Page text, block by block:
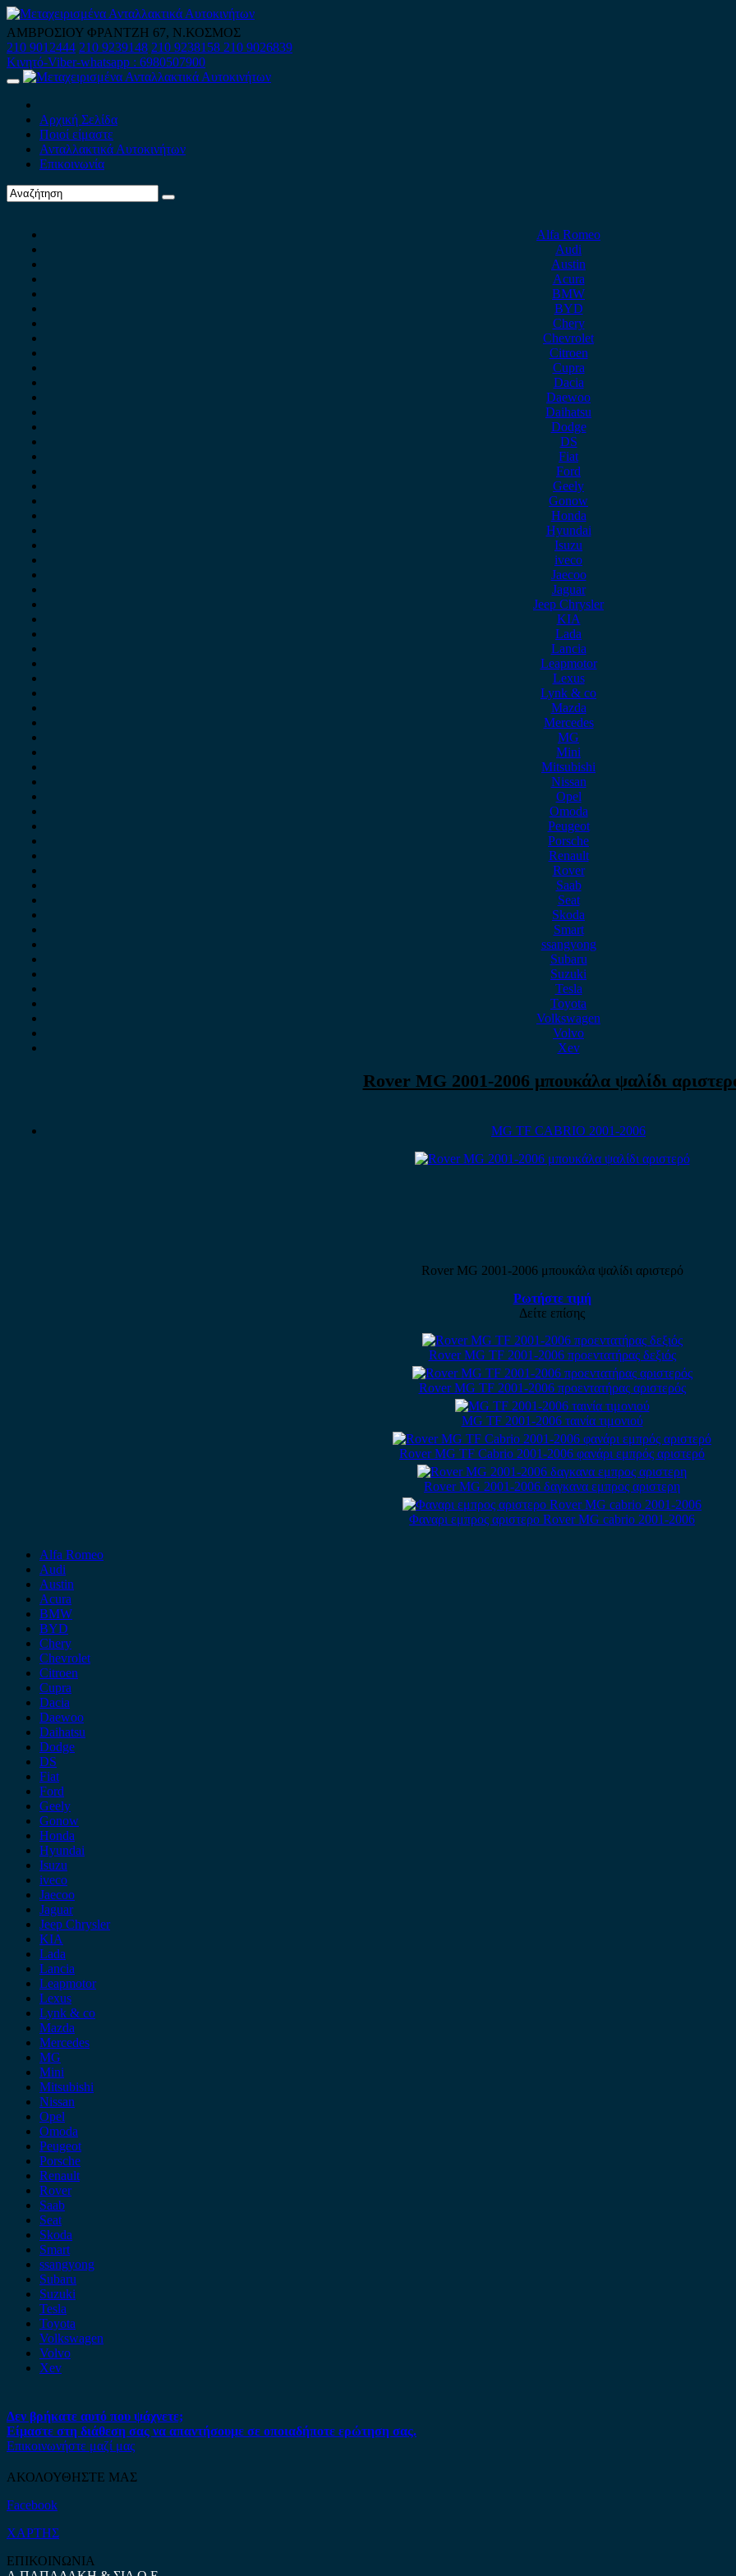
Skip
to
content
ΑΜΒΡΟΣΙΟΥ ΦΡΑΝΤΖΗ 67, Ν.ΚΟΣΜΟΣ
210 9012444 210 9239148 210 9238158 210 9026839
Κινητό-Viber-whatsapp : 6980507900
Primary
Αρχική Σελίδα
Ποιοί είμαστε
Ανταλλακτικά Αυτοκινήτων
Επικοινωνία
Alfa Romeo
Audi
Austin
Acura
BMW
BYD
Chery
Chevrolet
Citroen
Cupra
Dacia
Daewoo
Daihatsu
Dodge
DS
Fiat
Ford
Geely
Gonow
Honda
Hyundai
Isuzu
iveco
Jaecoo
Jaguar
Jeep Chrysler
KIA
Lada
Lancia
Leapmotor
Lexus
Lynk & co
Mazda
Mercedes
MG
Mini
Mitsubishi
Nissan
Opel
Omoda
Peugeot
Porsche
Renault
Rover
Saab
Seat
Skoda
Smart
ssangyong
Subaru
Suzuki
Tesla
Toyota
Volkswagen
Volvo
Xev
Rover MG 2001-2006 μπουκάλα ψαλίδι
MG TF CABRIO 2001-2006
Rover MG 2001-2006 μπουκάλα ψαλίδι αριστερό
Ρωτήστε τιμή
Δείτε επίσης
Rover MG TF 2001-2006 προεντατήρας δεξιός
Rover MG TF 2001-2006 προεντατήρας αριστερός
MG TF 2001-2006 ταινία τιμονιού
Rover MG TF Cabrio 2001-2006 φανάρι εμπρός αριστερό
Rover MG 2001-2006 δαγκανα εμπρος αριστερη
Φαναρι εμπρος αριστερο Rover MG cabrio 2001-2006
Alfa Romeo
Audi
Austin
Acura
BMW
BYD
Chery
Chevrolet
Citroen
Cupra
Dacia
Daewoo
Daihatsu
Dodge
DS
Fiat
Ford
Geely
Gonow
Honda
Hyundai
Isuzu
iveco
Jaecoo
Jaguar
Jeep Chrysler
KIA
Lada
Lancia
Leapmotor
Lexus
Lynk & co
Mazda
Mercedes
MG
Mini
Mitsubishi
Nissan
Opel
Omoda
Peugeot
Porsche
Renault
Rover
Saab
Seat
Skoda
Smart
ssangyong
Subaru
Suzuki
Tesla
Toyota
Volkswagen
Volvo
Xev
Δεν βρήκατε αυτό που ψάχνετε;
Είμαστε στη διάθεση σας να απαντήσουμε σε οποιαδήποτε ερώτηση σας.
Επικοινωνήστε μαζί μας
ΑΚΟΛΟΥΘΗΣΤΕ ΜΑΣ
Facebook
ΧΑΡΤΗΣ
ΕΠΙΚΟΙΝΩΝΙΑ